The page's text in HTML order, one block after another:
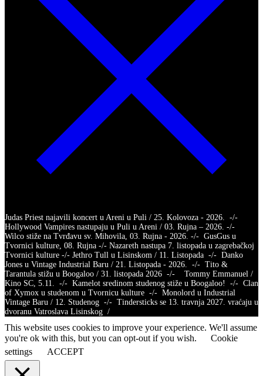
Judas Priest najavili koncert u Areni u Puli / 25. Kolovoza - 2026. -/-
Hollywood Vampires nastupaju u Puli u Areni / 03. Rujna – 2026. -/-
Wilco stiže na Tvrđavu sv. Mihovila, 03. Rujna - 2026. -/- GusGus u
Tvornici kulture, 08. Rujna -/- Nazareth nastupa 7. listopada u zagrebačkoj
Tvornici kulture -/- Jethro Tull u Lisinskom / 11. Listopada -/- Danko
Jones u Vintage Industrial Baru / 21. Listopada - 2026. -/- Tito &
Tarantula stižu u Boogaloo / 31. listopada 2026 -/- Tommy Emmanuel /
Kino SC, 5.11. -/- Kamelot sredinom studenog stiže u Boogaloo! -/- Clan
of Xymox u studenom u Tvornicu kulture -/- Monolord u Industrial
Vintage Baru / 12. Studenog -/- Tindersticks se 13. travnja 2027. vraćaju u
dvoranu Vatroslava Lisinskog /
This website uses cookies to improve your experience. We'll assume
you're ok with this, but you can opt-out if you wish.
Cookie
settings
ACCEPT